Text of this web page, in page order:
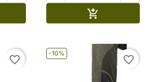

favorite_border
-10%
favorite_border